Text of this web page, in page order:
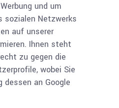
und um
sozialen Netzwerks
auf unserer
Ihnen steht
zu gegen die
wobei Sie
dessen an Google